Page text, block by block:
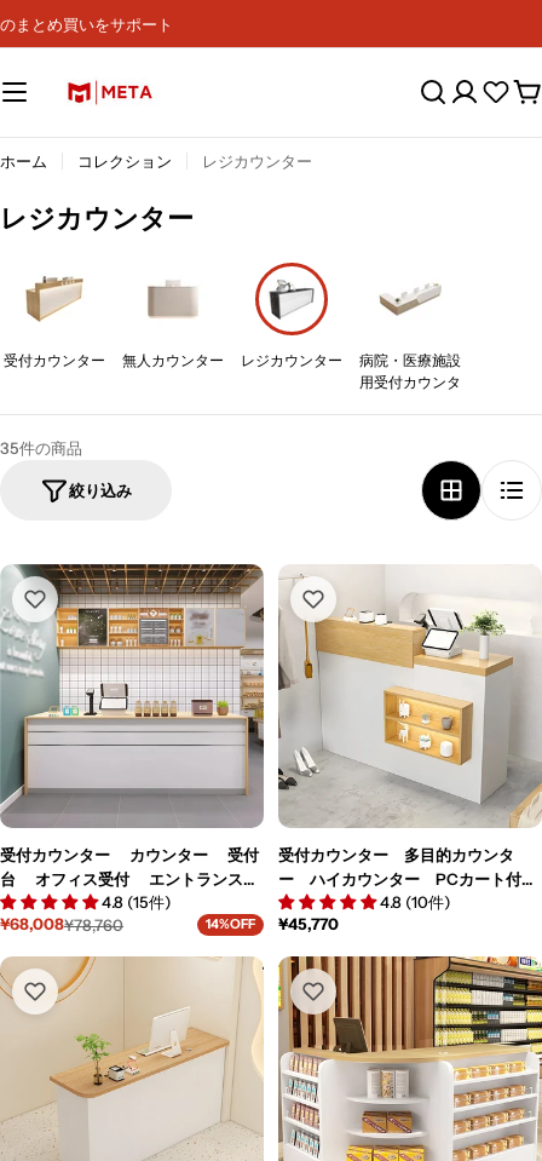
ン
ン
ツ
ス
ッ
プ
まとめ買いをサポート
カ
ホーム コレクション レジカウンター
コ
シ
ン
:
レジカウンター
受付カウンター 無人カウンター レジカウンター
病院・医療施設
用受付カウンタ
35件の商品
絞り込み
受付カウンター カウンター 受付
台 オフィス受付 エントランス受
付 レジ台 カスタマイズ可能
JDT-M-020
4.8 (15件)
セ
ル
価
¥68,008
通
価
格
¥78,760 14%OFF
受付カウンター 多目的カウンタ
ー ハイカウンター PCカート付
き 鍵付き 引出し付き 飾り棚付
き シンプル ナチュラル JDT-M-
4.8 (10件)
通
価
格
¥45,770